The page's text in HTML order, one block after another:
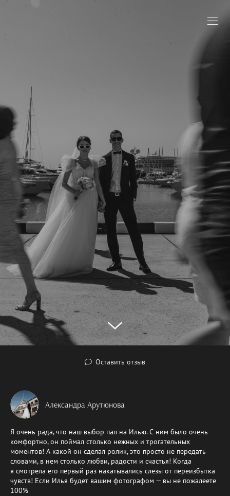
Оставить отзыв
Александра Арутюнова
Я очень рада, что наш выбор пал на Илью. С ним было очень
комфортно, он поймал столько нежных и трогательных
моментов! А какой он сделал ролик, это просто не передать
словами, в нем столько любви, радости и счастья! Когда
я смотрела его первый раз накатывались слезы от переизбытка
чувств! Если Илья будет вашим фотографом — вы не пожалеете
100%